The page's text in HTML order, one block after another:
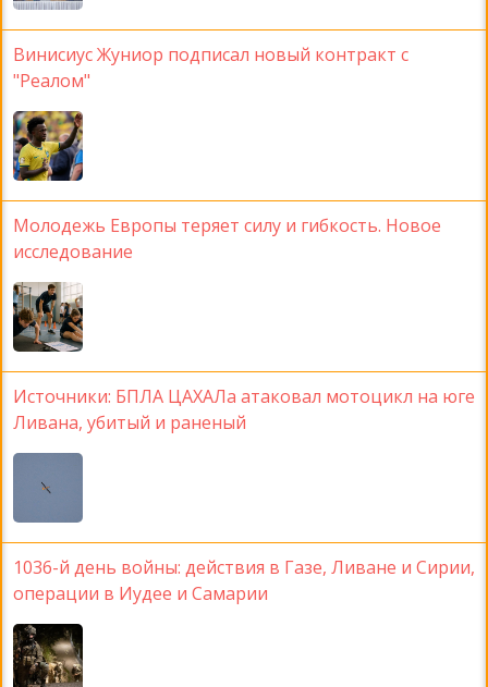
Винисиус Жуниор подписал новый контракт с
"Реалом"
Молодежь Европы теряет силу и гибкость. Новое
исследование
Источники: БПЛА ЦАХАЛа атаковал мотоцикл на юге
Ливана, убитый и раненый
1036-й день войны: действия в Газе, Ливане и Сирии,
операции в Иудее и Самарии